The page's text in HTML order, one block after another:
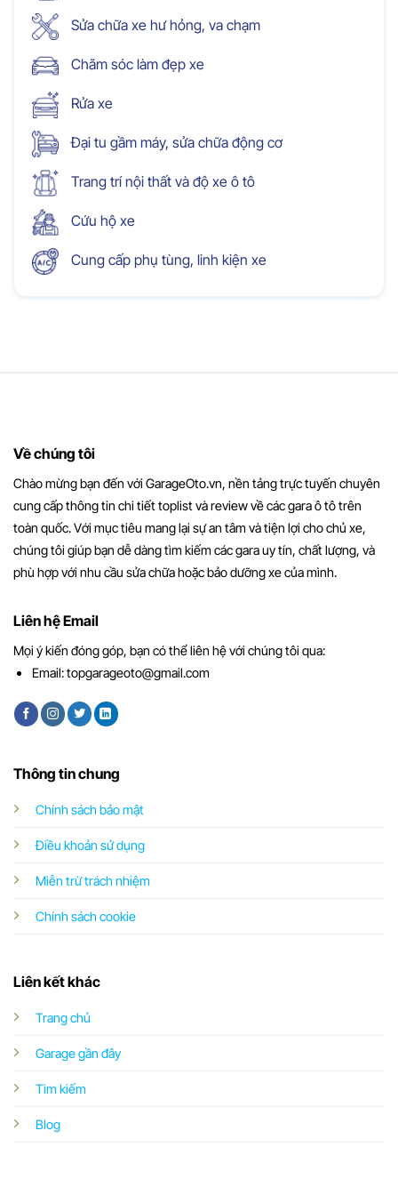
Sửa chữa xe hư hỏng, va chạm
Chăm sóc làm đẹp xe
Rửa xe
Đại tu gầm máy, sửa chữa động cơ
Trang trí nội thất và độ xe ô tô
Cứu hộ xe
Cung cấp phụ tùng, linh kiện xe
Về chúng tôi
Chào mừng bạn đến với GarageOto.vn, nền tảng trực tuyến chuyên
cung cấp thông tin chi tiết toplist và review về các gara ô tô trên
toàn quốc. Với mục tiêu mang lại sự an tâm và tiện lợi cho chủ xe,
chúng tôi giúp bạn dễ dàng tìm kiếm các gara uy tín, chất lượng, và
phù hợp với nhu cầu sửa chữa hoặc bảo dưỡng xe của mình.
Thông tin chung
Chính sách bảo mật
Điều khoản sử dụng
Miễn trừ trách nhiệm
Chính sách cookie
Liên kết khác
Trang chủ
Garage gần đây
Tìm kiếm
Blog
Liên hệ Email
Mọi ý kiến đóng góp, bạn có thể liên hệ với chúng tôi qua:
Email:topgarageoto@gmail.com